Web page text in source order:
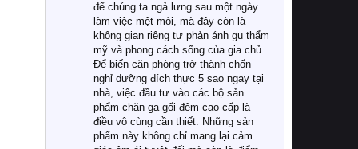
để chúng ta ngả lưng sau một ngày
làm việc mệt mỏi, mà đây còn là
không gian riêng tư phản ánh gu thẩm
mỹ và phong cách sống của gia chủ.
Để biến căn phòng trở thành chốn
nghỉ dưỡng đích thực 5 sao ngay tại
nhà, việc đầu tư vào các bộ sản
phẩm chăn ga gối đệm cao cấp là
điều vô cùng cần thiết. Những sản
phẩm này không chỉ mang lại cảm